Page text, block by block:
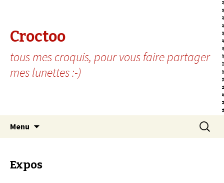
Croctoo
tous mes croquis, pour vous faire partager
mes lunettes :-)
Menu
Expos